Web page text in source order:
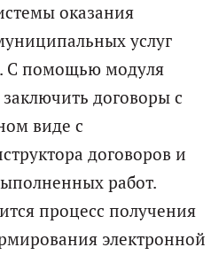
оказания
услуг
С помощью модуля
договоры с
виде с
договоров и
работ.
процесс получения
электронной